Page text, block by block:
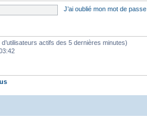
J’ai oublié mon mot de passe
actifs des 5 dernières minutes)